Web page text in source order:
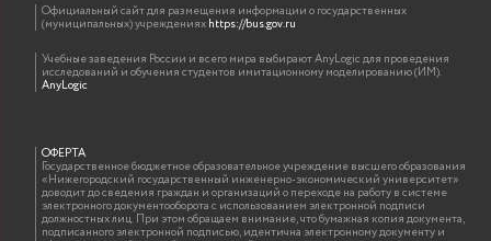
Официальный сайт для размещения информации о государственных
(муниципальных) учрежденияхhttps://bus.gov.ru
Учебные заведения России и всего мира выбирают AnyLogic для проведения
исследований и обучения студентов имитационному моделированию (ИМ).
AnyLogic
ОФЕРТА
Государственное бюджетное образовательное учреждение высшего образования
«Нижегородский государственный инженерно-экономический университет»
доводит до сведения граждан и организаций о переходе на работу в системе
электронного документооборота с использованием электронной подписи
должностных лиц. При этом обращаем внимание, что бумажная копия документа,
подписанного электронной подписью, идентична электронному документу и